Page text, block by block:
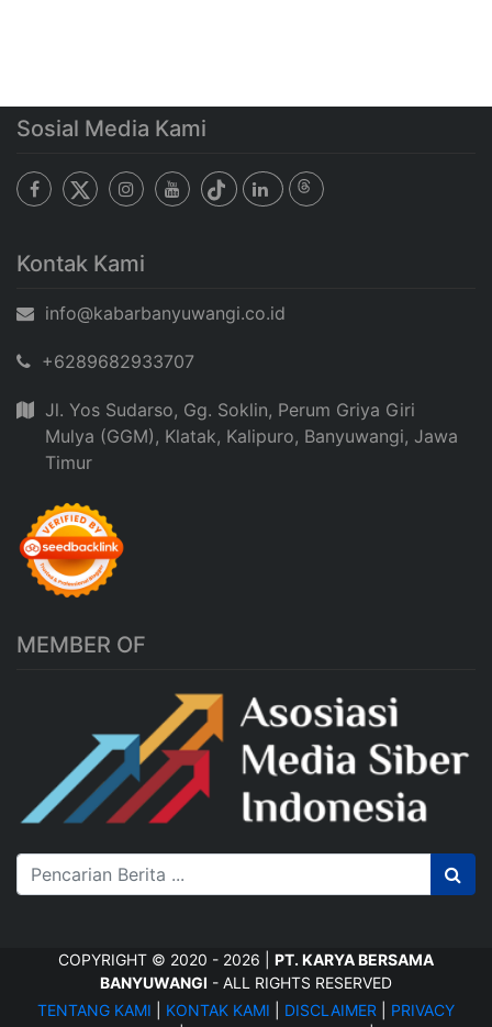
Sosial Media Kami
Kontak Kami
info@kabarbanyuwangi.co.id
+6289682933707
Jl. Yos Sudarso, Gg. Soklin, Perum Griya Giri
Mulya (GGM), Klatak, Kalipuro, Banyuwangi, Jawa
Timur
MEMBER OF
COPYRIGHT © 2020 - 2026 | PT. KARYA BERSAMA
BANYUWANGI - ALL RIGHTS RESERVED
TENTANG KAMI
KONTAK KAMI DISCLAIMER
PRIVACY